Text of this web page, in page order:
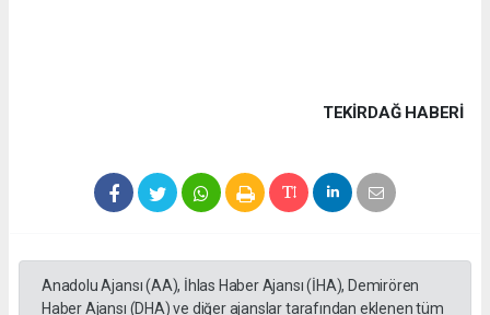
TEKIRDAĞ HABERİ
Anadolu Ajansı (AA), İhlas Haber Ajansı (İHA), Demirören
Haber Ajansı (DHA) ve diğer ajanslar tarafından eklenen tüm